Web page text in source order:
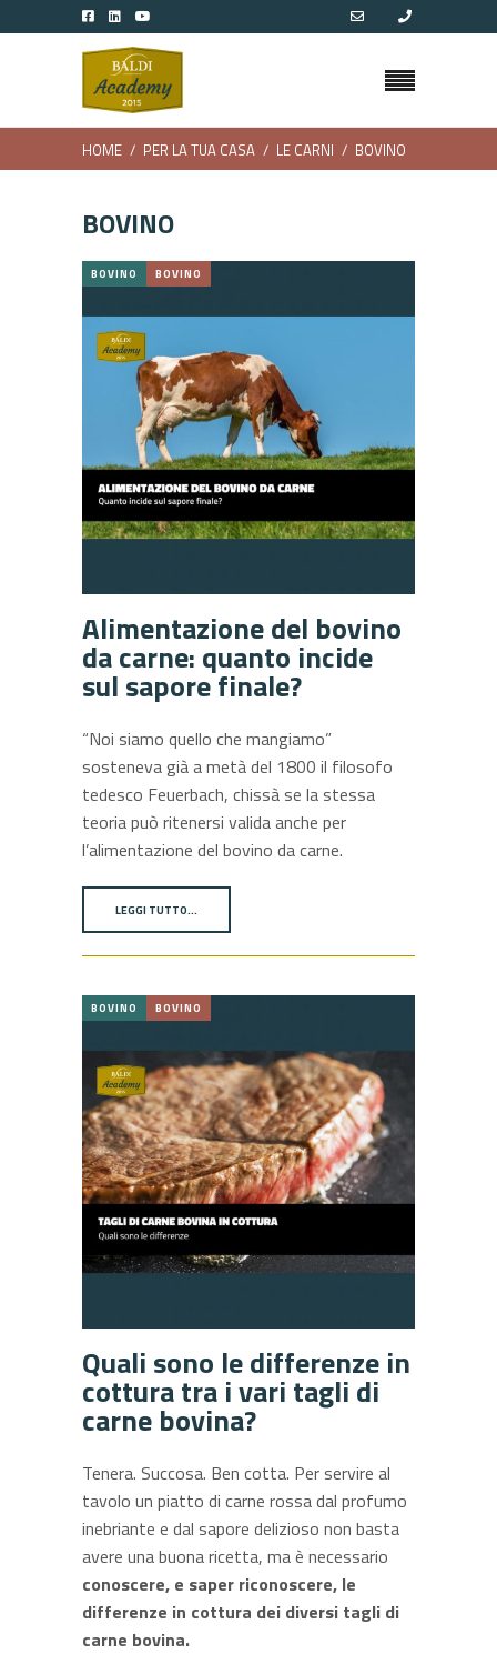
HOME PER LA TUA CASA LE CARNI BOVINO
BOVINO
BOVINO BOVINO
Alimentazione del bovino
da carne: quanto incide
sul sapore finale?
“Noi siamo quello che mangiamo”
sosteneva già a metà del 1800 il filosofo
tedesco Feuerbach, chissà se la stessa
teoria può ritenersi valida anche per
l’alimentazione del bovino da carne.
LEGGI TUTTO…
BOVINO BOVINO
Quali sono le differenze in
cottura tra i vari tagli di
carne bovina?
Tenera. Succosa. Ben cotta. Per servire al
tavolo un piatto di carne rossa dal profumo
inebriante e dal sapore delizioso non basta
avere una buona ricetta, ma è necessario
conoscere, e saper riconoscere, le
differenze in cottura dei diversi tagli di
carne bovina.